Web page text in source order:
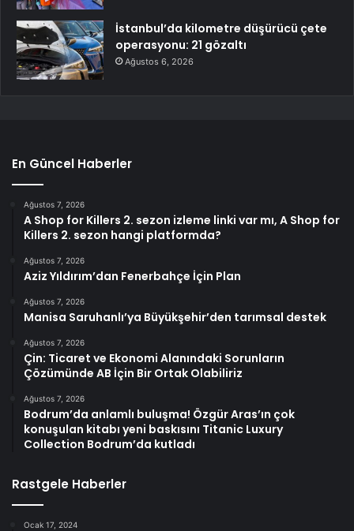
İstanbul’da kilometre düşürücü çete
operasyonu: 21 gözaltı
Ağustos 6, 2026
En Güncel Haberler
Ağustos 7, 2026
A Shop for Killers 2. sezon izleme linki var mı, A Shop for
Killers 2. sezon hangi platformda?
Ağustos 7, 2026
Aziz Yıldırım’dan Fenerbahçe İçin Plan
Ağustos 7, 2026
Manisa Saruhanlı’ya Büyükşehir’den tarımsal destek
Ağustos 7, 2026
Çin: Ticaret ve Ekonomi Alanındaki Sorunların
Çözümünde AB İçin Bir Ortak Olabiliriz
Ağustos 7, 2026
Bodrum’da anlamlı buluşma! Özgür Aras’ın çok
konuşulan kitabı yeni baskısını Titanic Luxury
Collection Bodrum’da kutladı
Rastgele Haberler
Ocak 17, 2024